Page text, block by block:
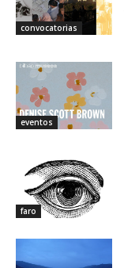
convocatorias
eventos
faro